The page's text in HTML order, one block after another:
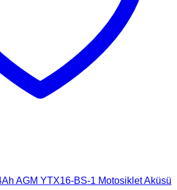
AGM YTX16-BS-1 Motosiklet Aküsü